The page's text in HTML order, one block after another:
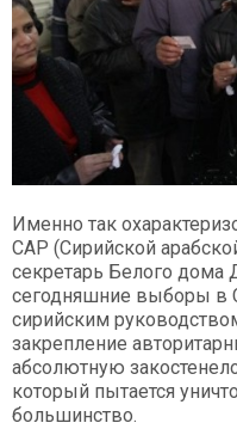
Именно так
САР (Сирийской
секретарь Белого
сегодняшние выборы в
сирийским
закрепление
абсолютную
который пытается
большинство.